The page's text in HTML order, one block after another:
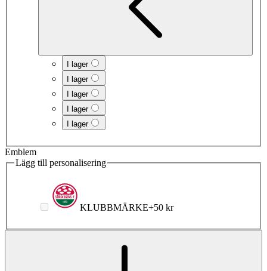
I lager
I lager
I lager
I lager
I lager
Emblem
Lägg till personalisering
KLUBBMÄRKE+50 kr